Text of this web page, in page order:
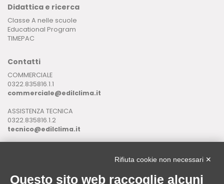
Didattica e ricerca
Classe A nelle scuole
Educational Program
TIMEPAC
Contatti
COMMERCIALE
0322.835816.1.1
commerciale@edilclima.it
ASSISTENZA TECNICA
0322.835816.1.2
tecnico@edilclima.it
Rifiuta cookie non necessari ✕
Questo sito web raccoglie alcuni